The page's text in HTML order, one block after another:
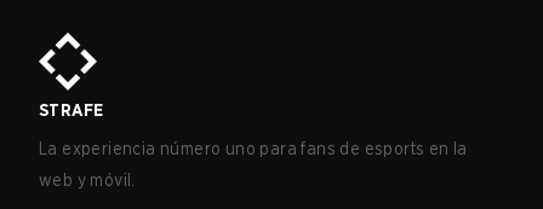
STRAFE
La experiencia número uno para fans de esports en la
web y móvil.